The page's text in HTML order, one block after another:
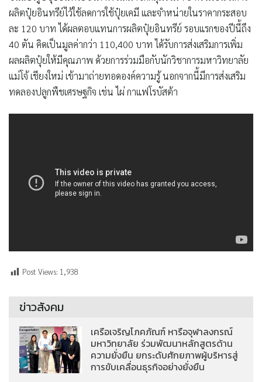
ผลิตปุ๋ยอินทรีย์ไว้ใช้ลดการใช้ปุ๋ยเคมี และจำหน่ายในราคากระสอบ
ละ 120 บาท ได้ผลตอบแทนการผลิตปุ๋ยอินทรีย์ รอบแรกของปีนี้ถึง
40 ตัน คิดเป็นมูลค่ากว่า 110,400 บาท ได้รับการส่งเสริมการเพิ่ม
ผลผลิตปุ๋ยให้มีคุณภาพ ด้วยการร่วมมือกับนักวิชาการมหาวิทยาลัย
แม่โจ้ เชียงใหม่ เข้ามาถ่ายทอดองค์ความรู้ นอกจากนี้มีการส่งเสริม
ทดลองปลูกพืชเศรษฐกิจ เช่น ไผ่ กาแฟโรบัสต้า
Post Views: 1,938
ข่าวสังคม
เครือเจริญโภคภัณฑ์ หารือจุฬาลงกรณ์
มหาวิทยาลัย ร่วมพัฒนาหลักสูตรด้าน
ความยั่งยืน ยกระดับศักยภาพผู้บริหารสู่
การขับเคลื่อนธุรกิจอย่างยั่งยืน